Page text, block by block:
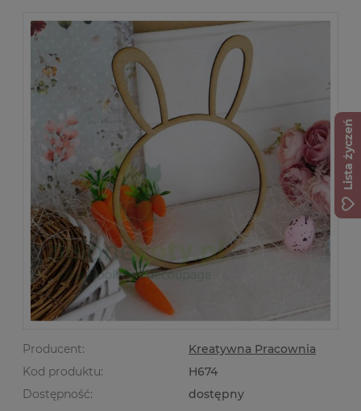
Producent:
Kreatywna Pracownia
Kod produktu:
H674
Dostępność:
dostępny
Lista życzeń